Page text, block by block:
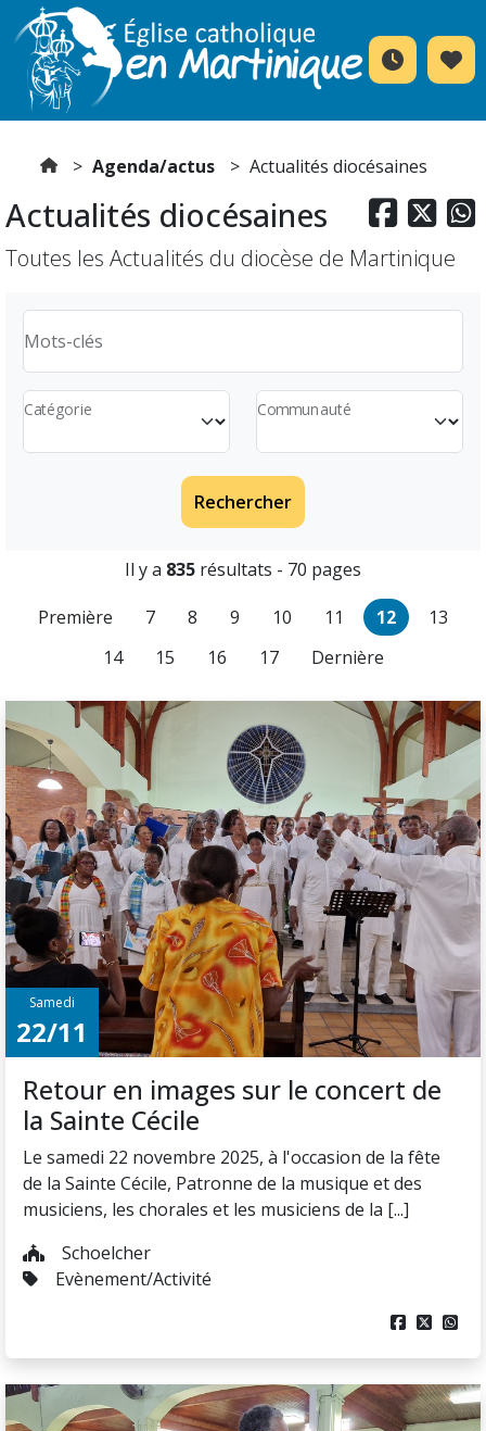
Agenda/actus Actualités diocésaines
  
Actualités diocésaines
Toutes les Actualités du diocèse de Martinique
Mots-clés
Catégorie Communauté
Rechercher
Il y a 835 résultats - 70 pages
Première
7 8 9 10 11 12
13
14
15 16 17 Dernière
Samedi
22/11
Retour en images sur le concert de
la Sainte Cécile
Le samedi 22 novembre 2025, à l'occasion de la fête
de la Sainte Cécile, Patronne de la musique et des
musiciens, les chorales et les musiciens de la [...]
Schoelcher
Evènement/Activité
  